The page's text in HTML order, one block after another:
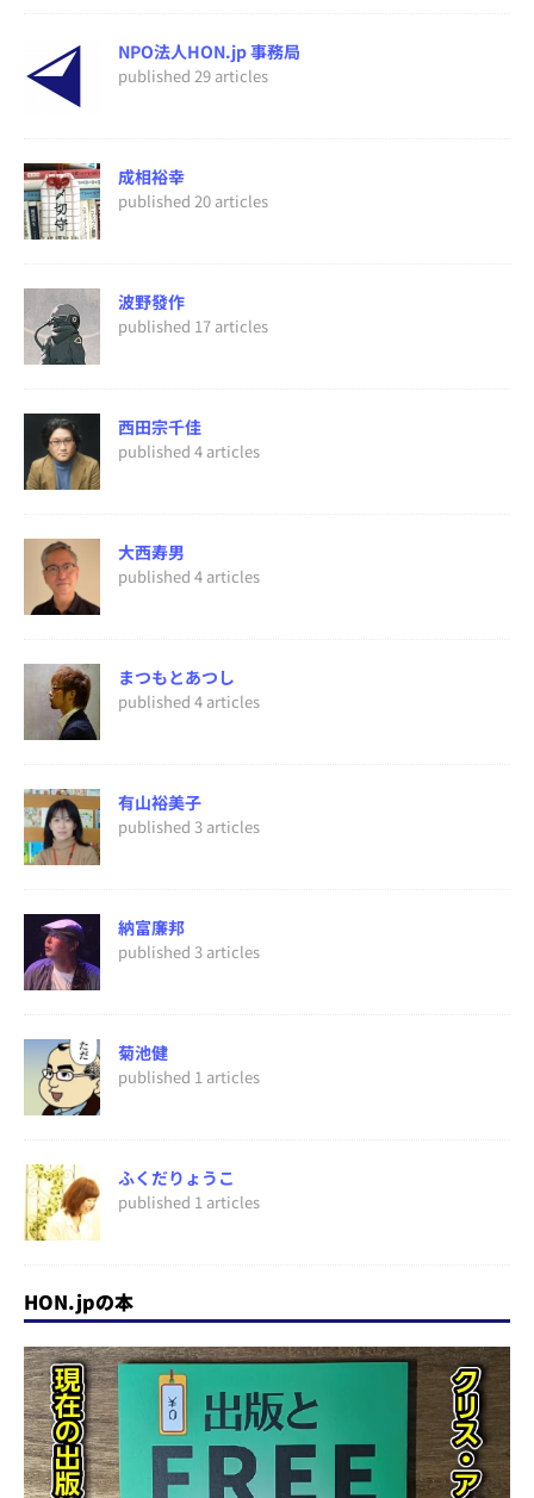
NPO法人HON.jp 事務局
published 29 articles
成相裕幸
published 20 articles
波野發作
published 17 articles
西田宗千佳
published 4 articles
大西寿男
published 4 articles
まつもとあつし
published 4 articles
有山裕美子
published 3 articles
納富廉邦
published 3 articles
菊池健
published 1 articles
ふくだりょうこ
published 1 articles
HON.jpの本